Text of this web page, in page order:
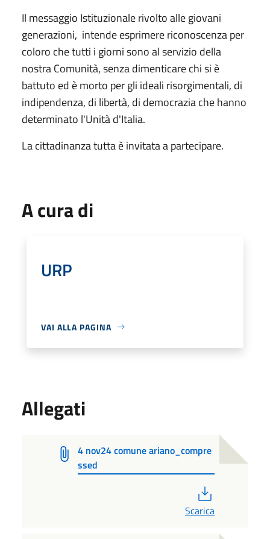
Il messaggio Istituzionale rivolto alle giovani
generazioni, intende esprimere riconoscenza per
coloro che tutti i giorni sono al servizio della
nostra Comunità, senza dimenticare chi si è
battuto ed è morto per gli ideali risorgimentali, di
indipendenza, di libertà, di democrazia che hanno
determinato l'Unità d'Italia.
La cittadinanza tutta è invitata a partecipare.
A cura di
URP
VAI ALLA PAGINA
Allegati
4 nov24 comune ariano_compre
ssed
Scarica